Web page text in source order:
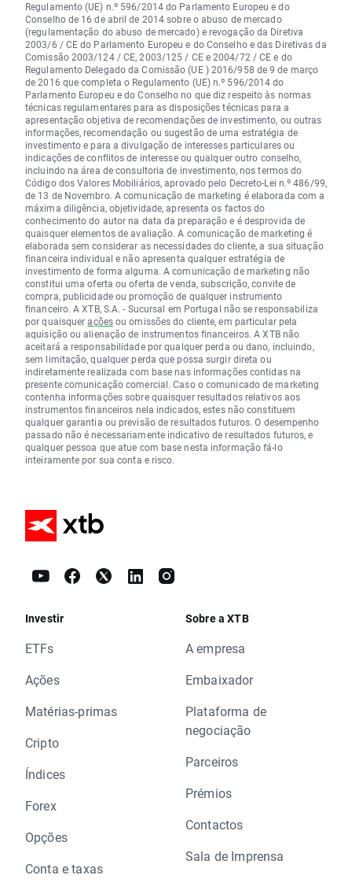
Regulamento (UE) n.º 596/2014 do Parlamento Europeu e do
Conselho de 16 de abril de 2014 sobre o abuso de mercado
(regulamentação do abuso de mercado) e revogação da Diretiva
2003/6 / CE do Parlamento Europeu e do Conselho e das Diretivas da
Comissão 2003/124 / CE, 2003/125 / CE e 2004/72 / CE e do
Regulamento Delegado da Comissão (UE ) 2016/958 de 9 de março
de 2016 que completa o Regulamento (UE) n.º 596/2014 do
Parlamento Europeu e do Conselho no que diz respeito às normas
técnicas regulamentares para as disposições técnicas para a
apresentação objetiva de recomendações de investimento, ou outras
informações, recomendação ou sugestão de uma estratégia de
investimento e para a divulgação de interesses particulares ou
indicações de conflitos de interesse ou qualquer outro conselho,
incluindo na área de consultoria de investimento, nos termos do
Código dos Valores Mobiliários, aprovado pelo Decreto-Lei n.º 486/99,
de 13 de Novembro. A comunicação de marketing é elaborada com a
máxima diligência, objetividade, apresenta os factos do
conhecimento do autor na data da preparação e é desprovida de
quaisquer elementos de avaliação. A comunicação de marketing é
elaborada sem considerar as necessidades do cliente, a sua situação
financeira individual e não apresenta qualquer estratégia de
investimento de forma alguma. A comunicação de marketing não
constitui uma oferta ou oferta de venda, subscrição, convite de
compra, publicidade ou promoção de qualquer instrumento
financeiro. A XTB, S.A. - Sucursal em Portugal não se responsabiliza
por quaisqueraçõesou omissões do cliente, em particular pela
aquisição ou alienação de instrumentos financeiros. A XTB não
aceitará a responsabilidade por qualquer perda ou dano, incluindo,
sem limitação, qualquer perda que possa surgir direta ou
indiretamente realizada com base nas informações contidas na
presente comunicação comercial. Caso o comunicado de marketing
contenha informações sobre quaisquer resultados relativos aos
instrumentos financeiros nela indicados, estes não constituem
qualquer garantia ou previsão de resultados futuros. O desempenho
passado não é necessariamente indicativo de resultados futuros, e
qualquer pessoa que atue com base nesta informação fá-lo
inteiramente por sua conta e risco.
Investir
ETFs
Ações
Matérias-primas
Cripto
Índices
Forex
Opções
Conta e taxas
Sobre a XTB
A empresa
Embaixador
Plataforma de
negociação
Parceiros
Prémios
Contactos
Sala de Imprensa